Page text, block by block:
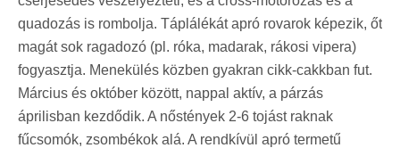
quadozás is rombolja. Táplálékát apró rovarok képezik, őt
magát sok ragadozó (pl. róka, madarak, rákosi vipera)
fogyasztja. Menekülés közben gyakran cikk-cakkban fut.
Március és október között, nappal aktív, a párzás
áprilisban kezdődik. A nőstények 2-6 tojást raknak
fűcsomók, zsombékok alá. A rendkívül apró termetű